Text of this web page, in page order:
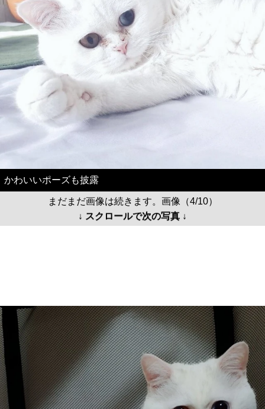
かわいいポーズも披露
まだまだ画像は続きます。画像（4/10）
↓ スクロールで次の写真 ↓